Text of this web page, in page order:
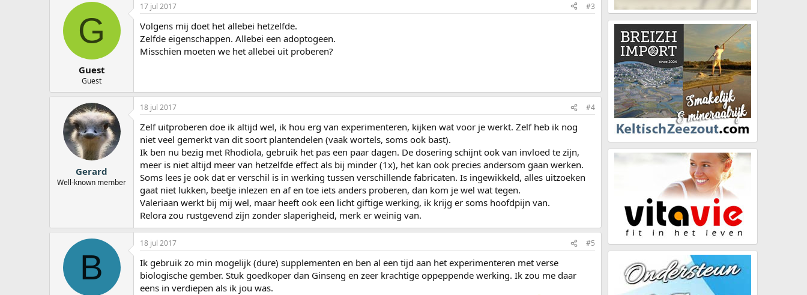
G
Guest
Guest
17 jul 2017 #3
Volgens mij doet het allebei hetzelfde.
Zelfde eigenschappen. Allebei een adoptogeen.
Misschien moeten we het allebei uit proberen?
Gerard
Well-known member
18 jul 2017 #4
Zelf uitproberen doe ik altijd wel, ik hou erg van experimenteren, kijken wat voor je werkt. Zelf heb ik nog
niet veel gemerkt van dit soort plantendelen (vaak wortels, soms ook bast).
Ik ben nu bezig met Rhodiola, gebruik het pas een paar dagen. De dosering schijnt ook van invloed te zijn,
meer is niet altijd meer van hetzelfde effect als bij minder (1x), het kan ook precies andersom gaan werken.
Soms lees je ook dat er verschil is in werking tussen verschillende fabricaten. Is ingewikkeld, alles uitzoeken
gaat niet lukken, beetje inlezen en af en toe iets anders proberen, dan kom je wel wat tegen.
Valeriaan werkt bij mij wel, maar heeft ook een licht giftige werking, ik krijg er soms hoofdpijn van.
Relora zou rustgevend zijn zonder slaperigheid, merk er weinig van.
B
18 jul 2017 #5
Ik gebruik zo min mogelijk (dure) supplementen en ben al een tijd aan het experimenteren met verse
biologische gember. Stuk goedkoper dan Ginseng en zeer krachtige oppeppende werking. Ik zou me daar
eens in verdiepen als ik jou was.